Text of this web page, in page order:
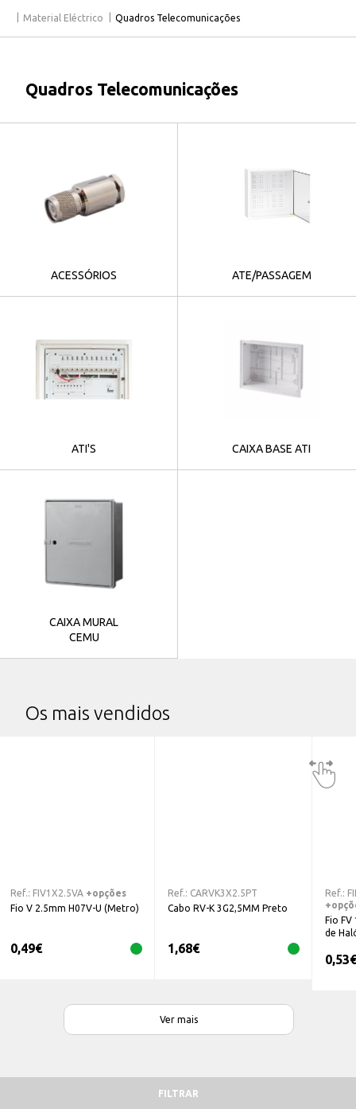
Material Eléctrico Quadros Telecomunicações
Quadros Telecomunicações
ACESSÓRIOS ATE/PASSAGEM
ATI'S CAIXA BASE ATI
CAIXA MURAL
CEMU
Os mais vendidos
Ref.: FIV1X2.5VA +opções
Fio V 2.5mm H07V-U (Metro)
0,49€
Ref.: CARVK3X2.5PT
Cabo RV-K 3G2,5MM Preto
1,68€
Ref.:
Fio FV
de
0,53€
Ver mais
FILTRAR